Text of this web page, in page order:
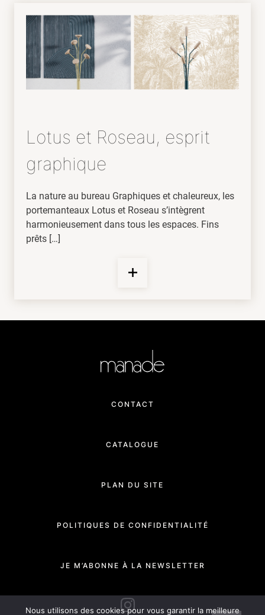
Lotus et Roseau, esprit
graphique
La nature au bureau Graphiques et chaleureux, les
portemanteaux Lotus et Roseau s’intègrent
harmonieusement dans tous les espaces. Fins
prêts […]
CONTACT
CATALOGUE
PLAN DU SITE
POLITIQUES DE CONFIDENTIALITÉ
JE M’ABONNE À LA NEWSLETTER
Nous utilisons des cookies pour vous garantir la meilleure